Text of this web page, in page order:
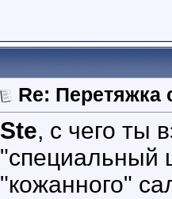
Re: Перетяжка
Ste, с чего ты
"специальный
"кожанного"